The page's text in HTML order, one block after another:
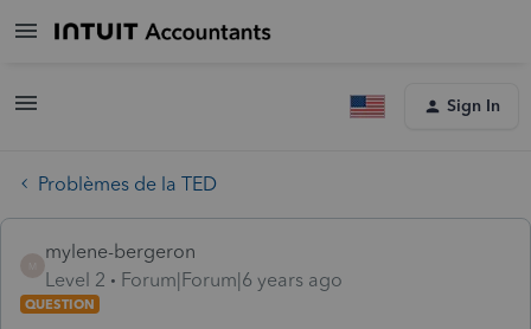
Sign In
Problèmes de la TED
mylene-bergeron
Level 2
Forum|Forum|6 years ago
QUESTION